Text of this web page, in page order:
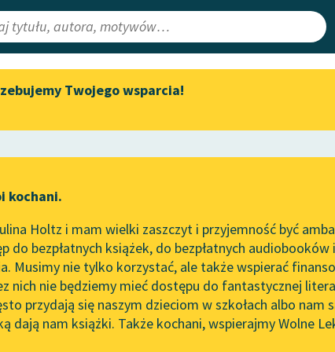
Lektury
redakcyjne
Aktualności
„Prokurator Alicja Horn” do
literatury skandynawskiej
Spotkanie z Katarzyną Tunkiel
w Oslo
102. lata temu zmarł Joseph
Conrad
Mapa
API
OAI-PMH
Widget
Twojego wsparcia!
kochani.
Holtz i mam wielki zaszczyt i przyjemność być
do bezpłatnych książek, do bezpłatnych
Musimy nie tylko korzystać, ale także wspierać
nich nie będziemy mieć dostępu do fantastycznej
przydają się naszym dzieciom w szkołach albo nam
dają nam książki. Także kochani, wspierajmy Wolne
Liryka ✖ Wiersz✖